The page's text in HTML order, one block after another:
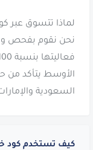
نحن نقوم بفحص
الأوسط يتأكد من
السعودية
كيف تستخدم كود